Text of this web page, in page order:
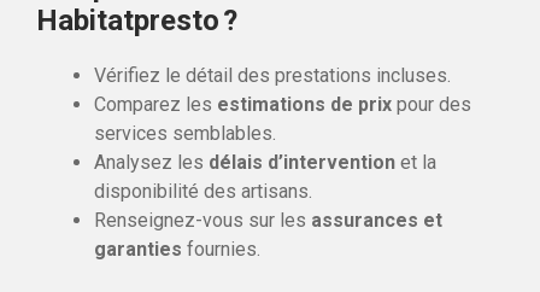
Habitatpresto ?
Vérifiez le détail des prestations incluses.
Comparez les estimations de prix pour des
services semblables.
Analysez les délais d’intervention et la
disponibilité des artisans.
Renseignez-vous sur les assurances et
garanties fournies.